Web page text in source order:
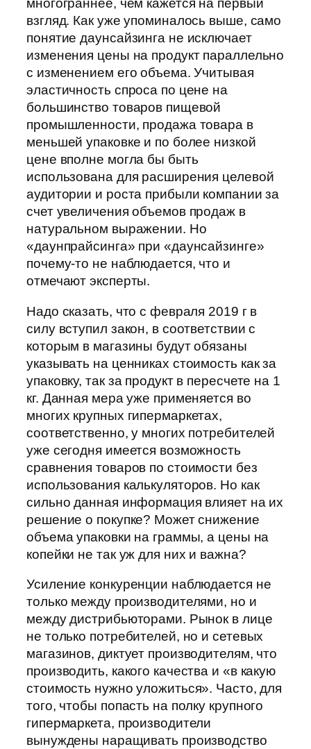
многограннее, чем кажется на первый
взгляд. Как уже упоминалось выше, само
понятие даунсайзинга не исключает
изменения цены на продукт параллельно
с изменением его объема. Учитывая
эластичность спроса по цене на
большинство товаров пищевой
промышленности, продажа товара в
меньшей упаковке и по более низкой
цене вполне могла бы быть
использована для расширения целевой
аудитории и роста прибыли компании за
счет увеличения объемов продаж в
натуральном выражении. Но
«даунпрайсинга» при «даунсайзинге»
почему-то не наблюдается, что и
отмечают эксперты.
Надо сказать, что с февраля 2019 г в
силу вступил закон, в соответствии с
которым в магазины будут обязаны
указывать на ценниках стоимость как за
упаковку, так за продукт в пересчете на 1
кг. Данная мера уже применяется во
многих крупных гипермаркетах,
соответственно, у многих потребителей
уже сегодня имеется возможность
сравнения товаров по стоимости без
использования калькуляторов. Но как
сильно данная информация влияет на их
решение о покупке? Может снижение
объема упаковки на граммы, а цены на
копейки не так уж для них и важна?
Усиление конкуренции наблюдается не
только между производителями, но и
между дистрибьюторами. Рынок в лице
не только потребителей, но и сетевых
магазинов, диктует производителям, что
производить, какого качества и «в какую
стоимость нужно уложиться». Часто, для
того, чтобы попасть на полку крупного
гипермаркета, производители
вынуждены наращивать производство